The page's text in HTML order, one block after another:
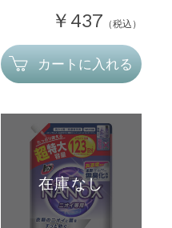
￥437 （税込）
カートに入れる
在庫なし